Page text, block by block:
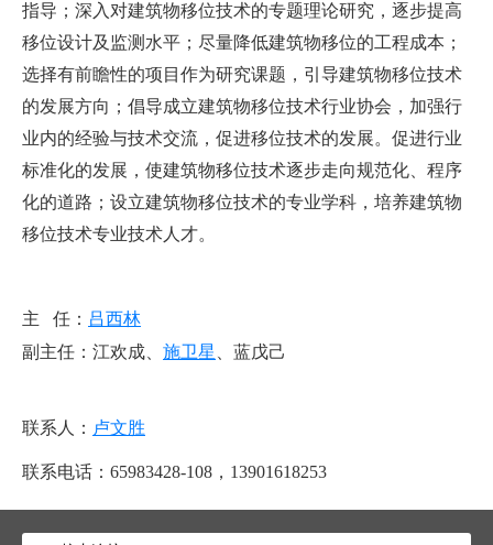
指导；深入对建筑物移位技术的专题理论研究，逐步提高
移位设计及监测水平；尽量降低建筑物移位的工程成本；
选择有前瞻性的项目作为研究课题，引导建筑物移位技术
的发展方向；倡导成立建筑物移位技术行业协会，加强行
业内的经验与技术交流，促进移位技术的发展。促进行业
标准化的发展，使建筑物移位技术逐步走向规范化、程序
化的道路；设立建筑物移位技术的专业学科，培养建筑物
移位技术专业技术人才。
主 任： 吕西林
副主任：江欢成、 施卫星 、蓝戊己
联系人： 卢文胜
联系电话：65983428-108，13901618253